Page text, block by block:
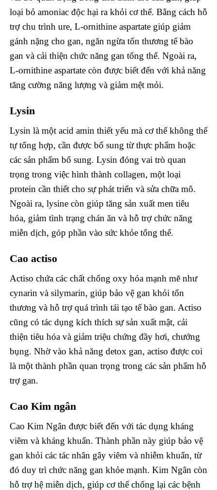
loại bỏ amoniac độc hại ra khỏi cơ thể. Bằng cách hỗ
trợ chu trình ure, L-ornithine aspartate giúp giảm
gánh nặng cho gan, ngăn ngừa tổn thương tế bào
gan và cải thiện chức năng gan tổng thể. Ngoài ra,
L-ornithine aspartate còn được biết đến với khả năng
tăng cường năng lượng và giảm mệt mỏi.
Lysin
Lysin là một acid amin thiết yếu mà cơ thể không thể
tự tổng hợp, cần được bổ sung từ thực phẩm hoặc
các sản phẩm bổ sung. Lysin đóng vai trò quan
trọng trong việc hình thành collagen, một loại
protein cần thiết cho sự phát triển và sửa chữa mô.
Ngoài ra, lysine còn giúp tăng sản xuất men tiêu
hóa, giảm tình trạng chán ăn và hỗ trợ chức năng
miễn dịch, góp phần vào sức khỏe tổng thể.
Cao actiso
Actiso chứa các chất chống oxy hóa mạnh mẽ như
cynarin và silymarin, giúp bảo vệ gan khỏi tổn
thương và hỗ trợ quá trình tái tạo tế bào gan. Actiso
cũng có tác dụng kích thích sự sản xuất mật, cải
thiện tiêu hóa và giảm triệu chứng đầy hơi, chướng
bụng. Nhờ vào khả năng detox gan, actiso được coi
là một thành phần quan trọng trong các sản phẩm hỗ
trợ gan.
Cao Kim ngân
Cao Kim Ngân được biết đến với tác dụng kháng
viêm và kháng khuẩn. Thành phần này giúp bảo vệ
gan khỏi các tác nhân gây viêm và nhiễm khuẩn, từ
đó duy trì chức năng gan khỏe mạnh. Kim Ngân còn
hỗ trợ hệ miễn dịch, giúp cơ thể chống lại các bệnh